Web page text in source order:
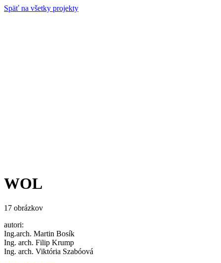
Späť na všetky projekty
WOL
17 obrázkov
autori:
Ing.arch. Martin Bosík
Ing. arch. Filip Krump
Ing. arch. Viktória Szabóová